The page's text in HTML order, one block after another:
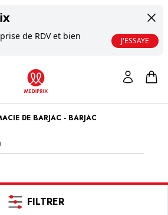
de RDV et bien
J'ESSAYE
DE BARJAC - BARJAC
FILTRER